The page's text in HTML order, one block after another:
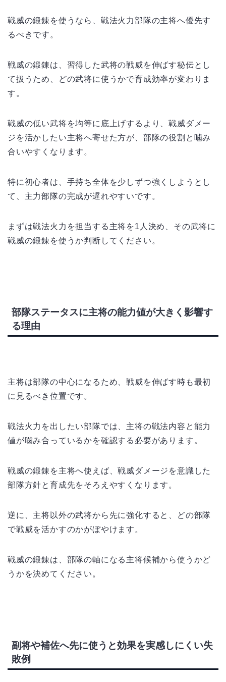
戦威の鍛錬を使うなら、戦法火力部隊の主将へ優先す
るべきです。
戦威の鍛錬は、習得した武将の戦威を伸ばす秘伝とし
て扱うため、どの武将に使うかで育成効率が変わりま
す。
戦威の低い武将を均等に底上げするより、戦威ダメー
ジを活かしたい主将へ寄せた方が、部隊の役割と噛み
合いやすくなります。
特に初心者は、手持ち全体を少しずつ強くしようとし
て、主力部隊の完成が遅れやすいです。
まずは戦法火力を担当する主将を1人決め、その武将に
戦威の鍛錬を使うか判断してください。
部隊ステータスに主将の能力値が大きく影響す
る理由
主将は部隊の中心になるため、戦威を伸ばす時も最初
に見るべき位置です。
戦法火力を出したい部隊では、主将の戦法内容と能力
値が噛み合っているかを確認する必要があります。
戦威の鍛錬を主将へ使えば、戦威ダメージを意識した
部隊方針と育成先をそろえやすくなります。
逆に、主将以外の武将から先に強化すると、どの部隊
で戦威を活かすのかがぼやけます。
戦威の鍛錬は、部隊の軸になる主将候補から使うかど
うかを決めてください。
副将や補佐へ先に使うと効果を実感しにくい失
敗例